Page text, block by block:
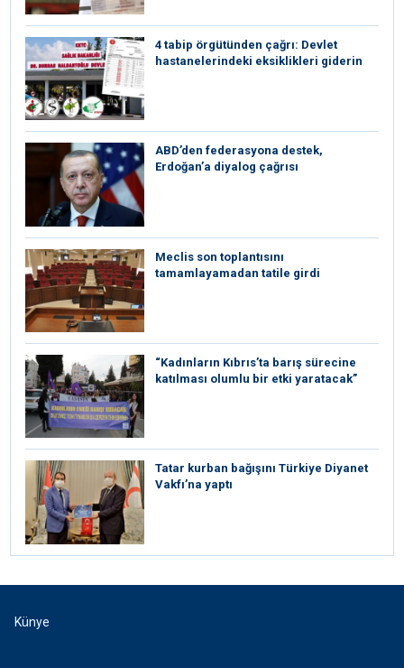
4 tabip örgütünden çağrı: Devlet
hastanelerindeki eksiklikleri giderin
ABD’den federasyona destek,
Erdoğan’a diyalog çağrısı
Meclis son toplantısını
tamamlayamadan tatile girdi
“Kadınların Kıbrıs’ta barış sürecine
katılması olumlu bir etki yaratacak”
Tatar kurban bağışını Türkiye Diyanet
Vakfı’na yaptı
Künye